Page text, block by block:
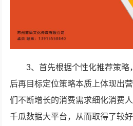
3、首先根据个性化推荐策略
后再目标定位策略本质上体现出
们不断增长的消费需求细化消费
千瓜数据大平台，从而取得了较